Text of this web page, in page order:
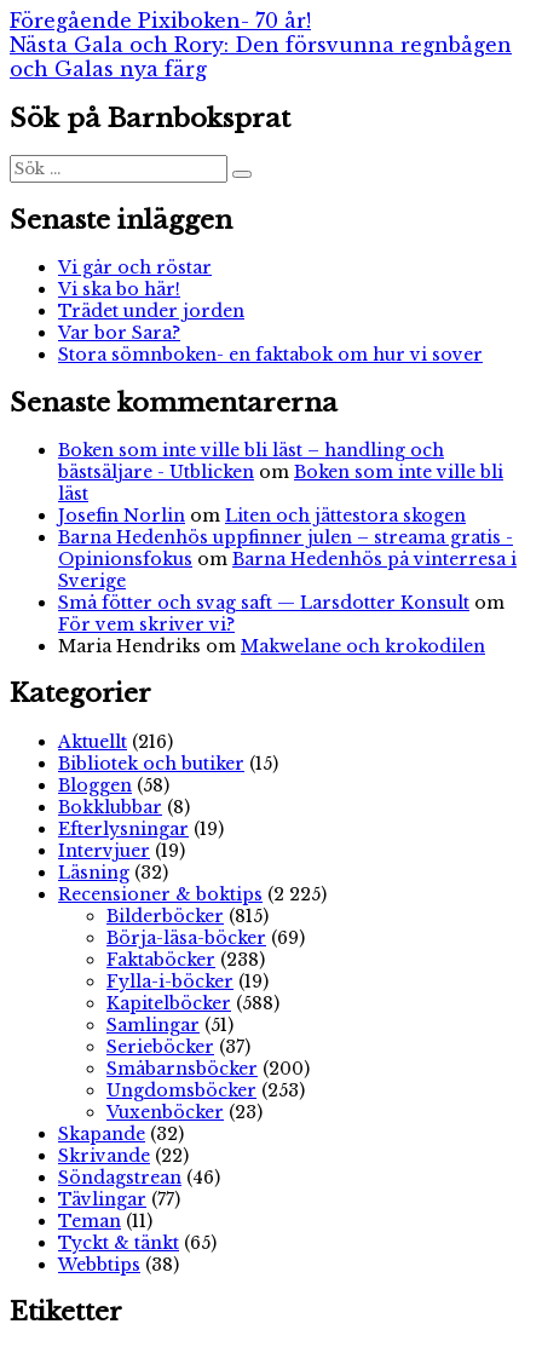
Inläggsnavigering
Föregående Föregående
inlägg:
Pixiboken- 70 år!
Nästa Nästa
inlägg:
Gala och Rory: Den försvunna regnbågen
och Galas nya färg
Sök på Barnboksprat
Sök
efter:
Sök
Senaste inläggen
Vi går och röstar
Vi ska bo här!
Trädet under jorden
Var bor Sara?
Stora sömnboken- en faktabok om hur vi sover
Senaste kommentarerna
Boken som inte ville bli läst – handling och
bästsäljare - Utblicken om Boken som inte ville bli
läst
Josefin Norlin om Liten och jättestora skogen
Barna Hedenhös uppfinner julen – streama gratis -
Opinionsfokus om Barna Hedenhös på vinterresa i
Sverige
Små fötter och svag saft — Larsdotter Konsult om
För vem skriver vi?
Maria Hendriks om Makwelane och krokodilen
Kategorier
Aktuellt (216)
Bibliotek och butiker (15)
Bloggen (58)
Bokklubbar (8)
Efterlysningar (19)
Intervjuer (19)
Läsning (32)
Recensioner & boktips (2 225)
Bilderböcker (815)
Börja-läsa-böcker (69)
Faktaböcker (238)
Fylla-i-böcker (19)
Kapitelböcker (588)
Samlingar (51)
Serieböcker (37)
Småbarnsböcker (200)
Ungdomsböcker (253)
Vuxenböcker (23)
Skapande (32)
Skrivande (22)
Söndagstrean (46)
Tävlingar (77)
Teman (11)
Tyckt & tänkt (65)
Webbtips (38)
Etiketter